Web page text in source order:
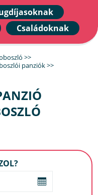
Családoknak
>>
panziók>>